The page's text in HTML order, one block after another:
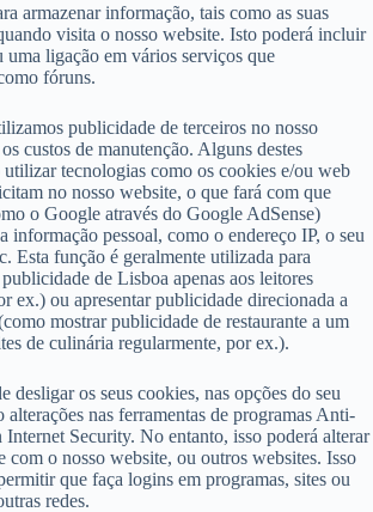
armazenar informação, tais como as suas
visita o nosso website. Isto poderá incluir
ligação em vários serviços que
fóruns.
publicidade de terceiros no nosso
custos de manutenção. Alguns destes
tecnologias como os cookies e/ou web
no nosso website, o que fará com que
o Google através do Google AdSense)
informação pessoal, como o endereço IP, o seu
Esta função é geralmente utilizada para
de Lisboa apenas aos leitores
ex.) ou apresentar publicidade direcionada a
mostrar publicidade de restaurante a um
de culinária regularmente, por ex.).
desligar os seus cookies, nas opções do seu
alterações nas ferramentas de programas Anti-
Security. No entanto, isso poderá alterar
com o nosso website, ou outros websites. Isso
que faça logins em programas, sites ou
redes.